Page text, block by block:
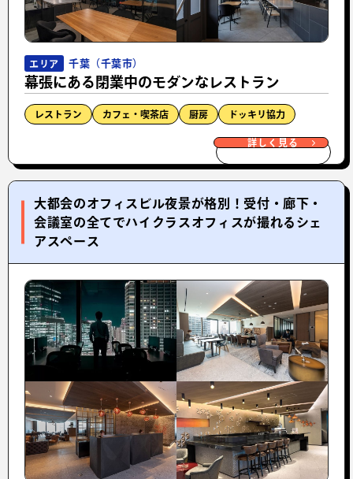
エリア 千葉（千葉市）
幕張にある閉業中のモダンなレストラン
レストラン カフェ・喫茶店 厨房 ドッキリ協力
詳しく見る
大都会のオフィスビル夜景が格別！受付・廊下・
会議室の全てでハイクラスオフィスが撮れるシェ
アスペース